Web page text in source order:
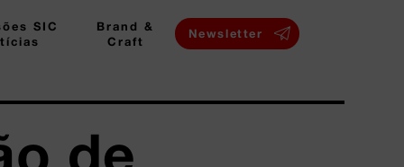
SIC
Brand &
Craft
Newsletter
de